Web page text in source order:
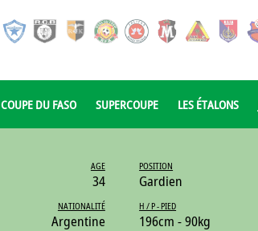
COUPE DU FASO SUPERCOUPE LES ÉTALONS
AGE
34
NATIONALITÉ
Argentine
POSITION
Gardien
H / P - PIED
196cm - 90kg